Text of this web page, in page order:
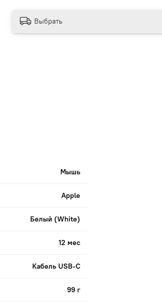
Выбрать
Мышь
Apple
Белый (White)
12 мес
Кабель USB-C
99 г